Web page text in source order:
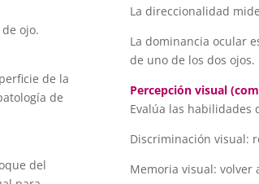
ojo.
de la
de
del
La direccionalidad
La dominancia ocular
de uno de los dos ojos.
Percepción visual
Evalúa las habilidades
Discriminación visual:
Memoria visual: volver